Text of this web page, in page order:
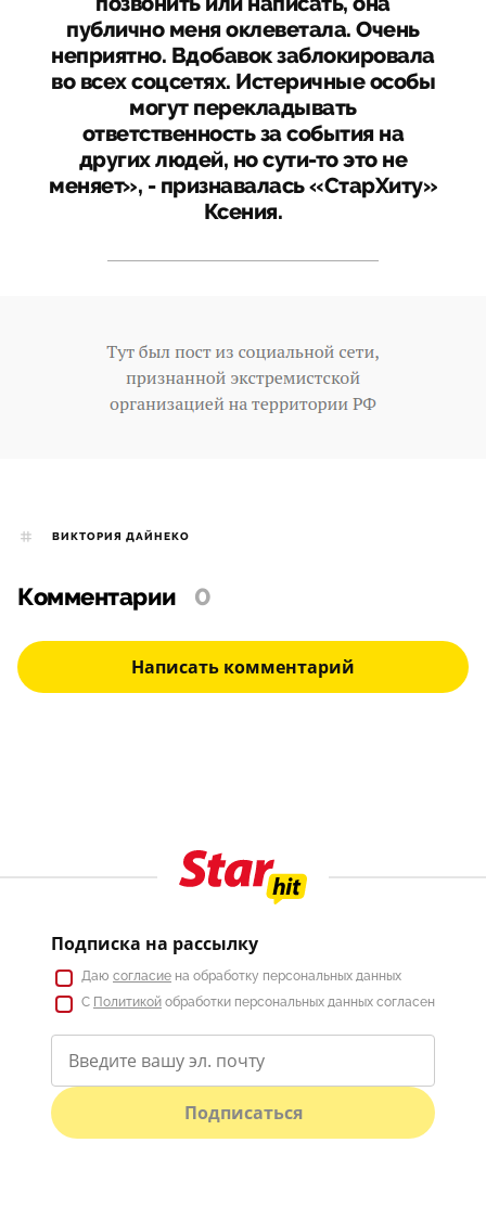
публично меня оклеветала. Очень
неприятно. Вдобавок заблокировала
во всех соцсетях. Истеричные особы
могут перекладывать
ответственность за события на
других людей, но сути-то это не
меняет», - признавалась «СтарХиту»
Ксения.
ВИКТОРИЯ ДАЙНЕКО
Комментарии 0
Написать комментарий
Подписка на рассылку
Даю согласие на обработку персональных данных
С Политикой обработки персональных данных согласен
Подписаться